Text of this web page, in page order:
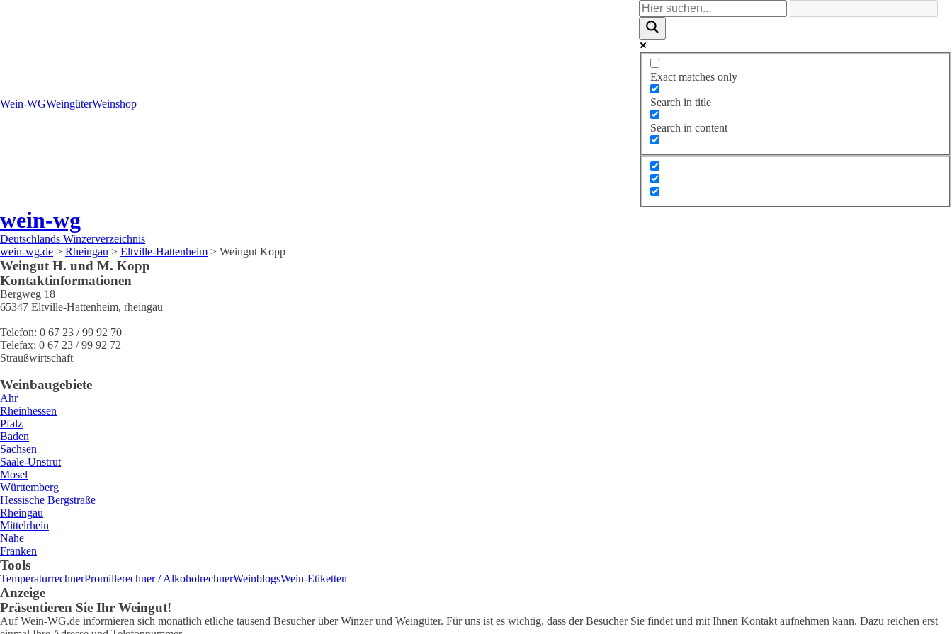
Wein-WGWeingüterWeinshop
Exact matches only
Search in title
Search in content
wein-wg
Deutschlands Winzerverzeichnis
wein-wg.de > Rheingau > Eltville-Hattenheim > Weingut Kopp
Weingut H. und M. Kopp
Kontaktinformationen
Bergweg 18
65347 Eltville-Hattenheim, rheingau
Telefon: 0 67 23 / 99 92 70
Telefax: 0 67 23 / 99 92 72
Straußwirtschaft
Weinbaugebiete
Ahr
Rheinhessen
Pfalz
Baden
Sachsen
Saale-Unstrut
Mosel
Württemberg
Hessische Bergstraße
Rheingau
Mittelrhein
Nahe
Franken
Tools
TemperaturrechnerPromillerechner / AlkoholrechnerWeinblogsWein-Etiketten
Anzeige
Präsentieren Sie Ihr Weingut!
Auf Wein-WG.de informieren sich monatlich etliche tausend Besucher über Winzer und Weingüter. Für uns ist es wichtig, dass der Besucher Sie findet und mit Ihnen Kontakt aufnehmen kann. Dazu reichen erst